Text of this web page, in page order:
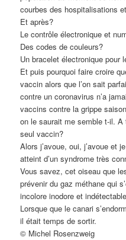
courbes des hospitalisations
Et après?
Le contrôle électronique et
Des codes de couleurs?
Un bracelet électronique pour
Et puis pourquoi faire croire
vaccin alors que l’on sait
contre un coronavirus n’a
vaccins contre la grippe
on le saurait me semble t-il.
seul vaccin?
Alors j’avoue, oui, j’avoue et
atteint d’un syndrome très
Vous savez, cet oiseau que
prévenir du gaz méthane qui
incolore inodore et
Lorsque que le canari
il était temps de sortir.
© Michel Rosenzweig